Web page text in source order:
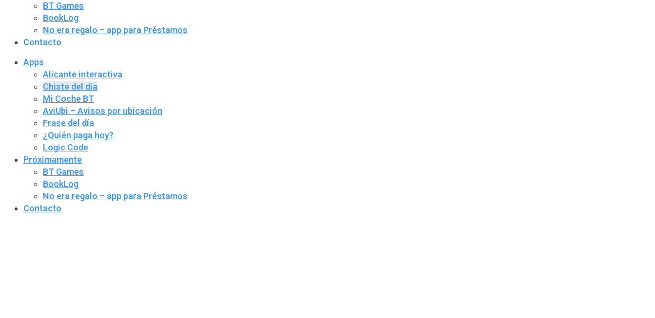
BT Games
BookLog
No era regalo – app para Préstamos
Contacto
Apps
Alicante interactiva
Chiste del día
Mi Coche BT
AviUbi – Avisos por ubicación
Frase del día
¿Quién paga hoy?
Logic Code
Próximamente
BT Games
BookLog
No era regalo – app para Préstamos
Contacto